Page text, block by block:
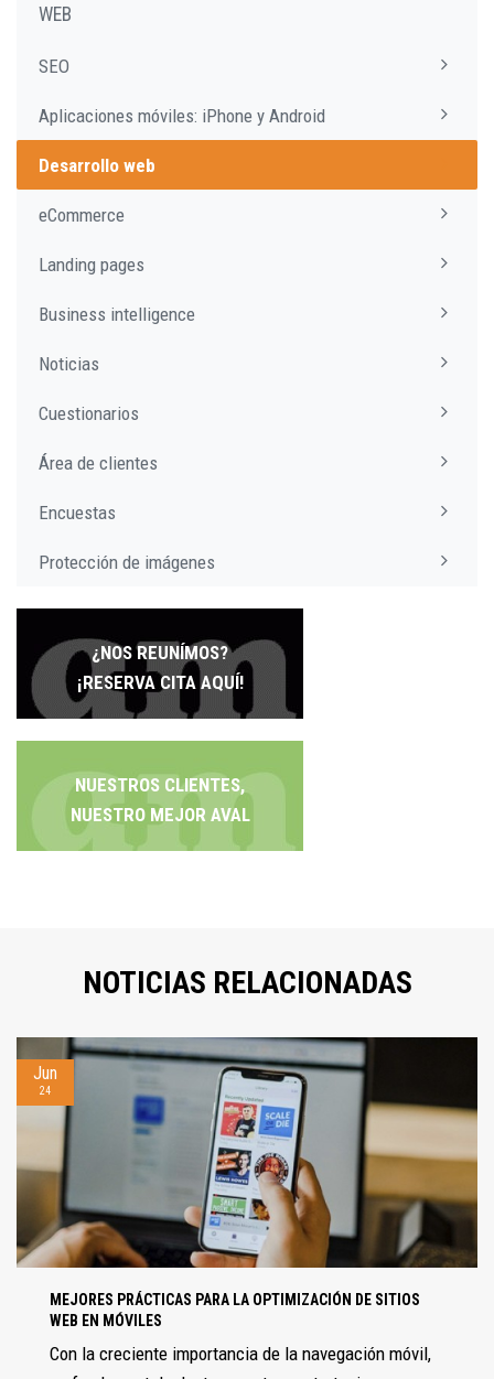
WEB
SEO
Aplicaciones móviles: iPhone y Android
Desarrollo web
eCommerce
Landing pages
Business intelligence
Noticias
Cuestionarios
Área de clientes
Encuestas
Protección de imágenes
¿NOS REUNÍMOS?
¡RESERVA CITA AQUÍ!
NUESTROS CLIENTES,
NUESTRO MEJOR AVAL
NOTICIAS RELACIONADAS
Jun
24
MEJORES PRÁCTICAS PARA LA OPTIMIZACIÓN DE SITIOS
WEB EN MÓVILES
Con la creciente importancia de la navegación móvil,